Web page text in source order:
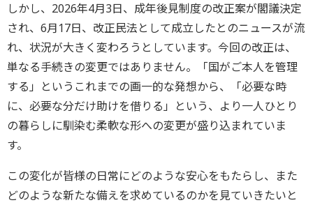
しかし、2026年4月3日、成年後見制度の改正案が閣議決定
され、6月17日、改正民法として成立したとのニュースが流
れ、状況が大きく変わろうとしています。今回の改正は、
単なる手続きの変更ではありません。「国がご本人を管理
する」というこれまでの画一的な発想から、「必要な時
に、必要な分だけ助けを借りる」という、より一人ひとり
の暮らしに馴染む柔軟な形への変更が盛り込まれていま
す。
この変化が皆様の日常にどのような安心をもたらし、また
どのような新たな備えを求めているのかを見ていきたいと